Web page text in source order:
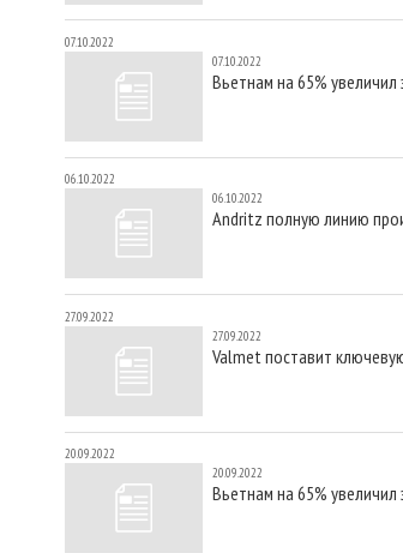
07.10.2022
07.10.2022
Вьетнам на 65%
06.10.2022
06.10.2022
Andritz полную линию
27.09.2022
27.09.2022
Valmet поставит
20.09.2022
20.09.2022
Вьетнам на 65%